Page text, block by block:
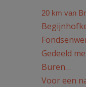
20 km van
Gedeeld
Buren…
Voor een